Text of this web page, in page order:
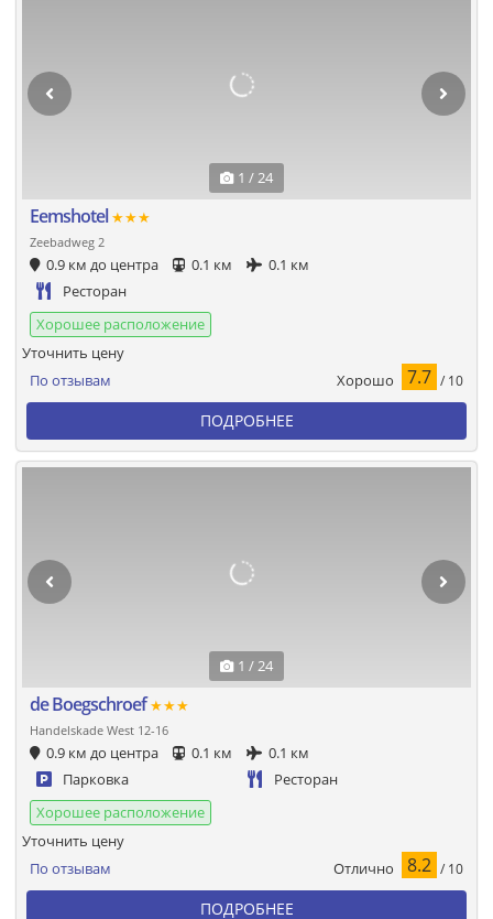
1 / 24
Eemshotel★★★
Zeebadweg 2
0.9 км до центра 0.1 км
0.1 км
Ресторан
Хорошее расположение
По отзывам Хорошо 7.7 / 10
Уточнить цену
ПОДРОБНЕЕ
1 / 24
de Boegschroef★★★
Handelskade West 12-16
0.9 км до центра 0.1 км
0.1 км
Парковка
Ресторан
Хорошее расположение
По отзывам Отлично 8.2 / 10
Уточнить цену
ПОДРОБНЕЕ